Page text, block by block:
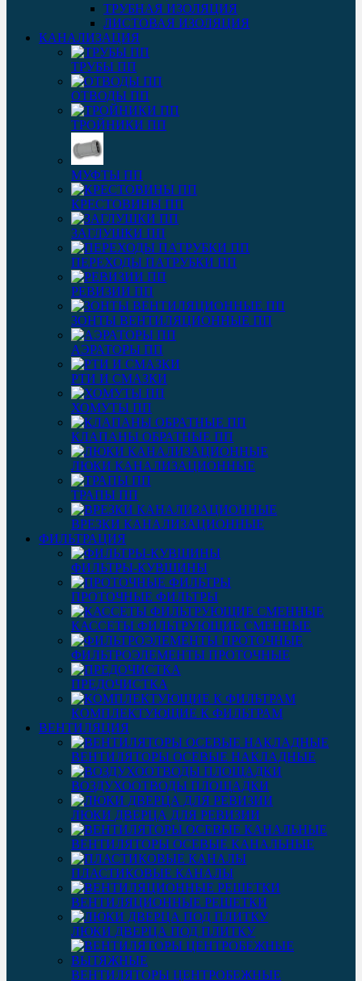
ТРУБНАЯ ИЗОЛЯЦИЯ
ЛИСТОВАЯ ИЗОЛЯЦИЯ
КАНАЛИЗАЦИЯ
ТРУБЫ ПП
ОТВОДЫ ПП
ТРОЙНИКИ ПП
МУФТЫ ПП
КРЕСТОВИНЫ ПП
ЗАГЛУШКИ ПП
ПЕРЕХОДЫ ПАТРУБКИ ПП
РЕВИЗИИ ПП
ЗОНТЫ ВЕНТИЛЯЦИОННЫЕ ПП
АЭРАТОРЫ ПП
РТИ И СМАЗКИ
ХОМУТЫ ПП
КЛАПАНЫ ОБРАТНЫЕ ПП
ЛЮКИ КАНАЛИЗАЦИОННЫЕ
ТРАПЫ ПП
ВРЕЗКИ КАНАЛИЗАЦИОННЫЕ
ФИЛЬТРАЦИЯ
ФИЛЬТРЫ-КУВШИНЫ
ПРОТОЧНЫЕ ФИЛЬТРЫ
КАССЕТЫ ФИЛЬТРУЮЩИЕ СМЕННЫЕ
ФИЛЬТРОЭЛЕМЕНТЫ ПРОТОЧНЫЕ
ПРЕДОЧИСТКА
КОМПЛЕКТУЮЩИЕ К ФИЛЬТРАМ
ВЕНТИЛЯЦИЯ
ВЕНТИЛЯТОРЫ ОСЕВЫЕ НАКЛАДНЫЕ
ВОЗДУХООТВОДЫ ПЛОЩАДКИ
ЛЮКИ ДВЕРЦА ДЛЯ РЕВИЗИИ
ВЕНТИЛЯТОРЫ ОСЕВЫЕ КАНАЛЬНЫЕ
ПЛАСТИКОВЫЕ КАНАЛЫ
ВЕНТИЛЯЦИОННЫЕ РЕШЕТКИ
ЛЮКИ ДВЕРЦА ПОД ПЛИТКУ
ВЕНТИЛЯТОРЫ ЦЕНТРОБЕЖНЫЕ